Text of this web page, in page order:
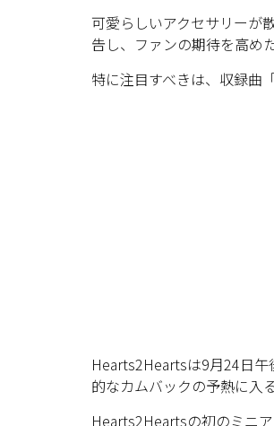
可愛らしいアクセサリーが
告し、ファンの期待を高めた
特に注目すべきは、収録曲
Hearts2Heartsは9月24日
的なカムバックの予熱に入
Hearts2Heartsの初のミニ